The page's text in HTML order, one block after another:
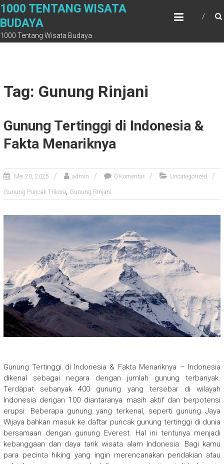
Skip
content
1000 TENTANG WISATA
BUDAYA
1000 Tentang Wisata Budaya
Tag: Gunung Rinjani
Gunung Tertinggi di Indonesia &
Fakta Menariknya
Mei 20, 2025 admin 0 Komentar Uncategorized
Gunung Puncak Trikora, Gunung Rinjani
Gunung Tertinggi di Indonesia & Fakta Menariknya – Indonesia
dikenal sebagai negara dengan jumlah gunung terbanyak.
Terdapat sebanyak 400 gunung yang tersebar di wilayah
Indonesia dengan 100 diantaranya masih aktif dan berpotensi
erupsi. Beberapa gunung yang terkenal, seperti gunung Jaya
Wijaya bahkan masuk ke daftar puncak gunung tertinggi di dunia
bersamaan dengan gunung Everest. Hal ini tentunya menjadi
kebanggaan dan daya tarik wisata alam Indonesia. Bagi kamu
para pecinta hiking yang ingin merencanakan pendakian atau